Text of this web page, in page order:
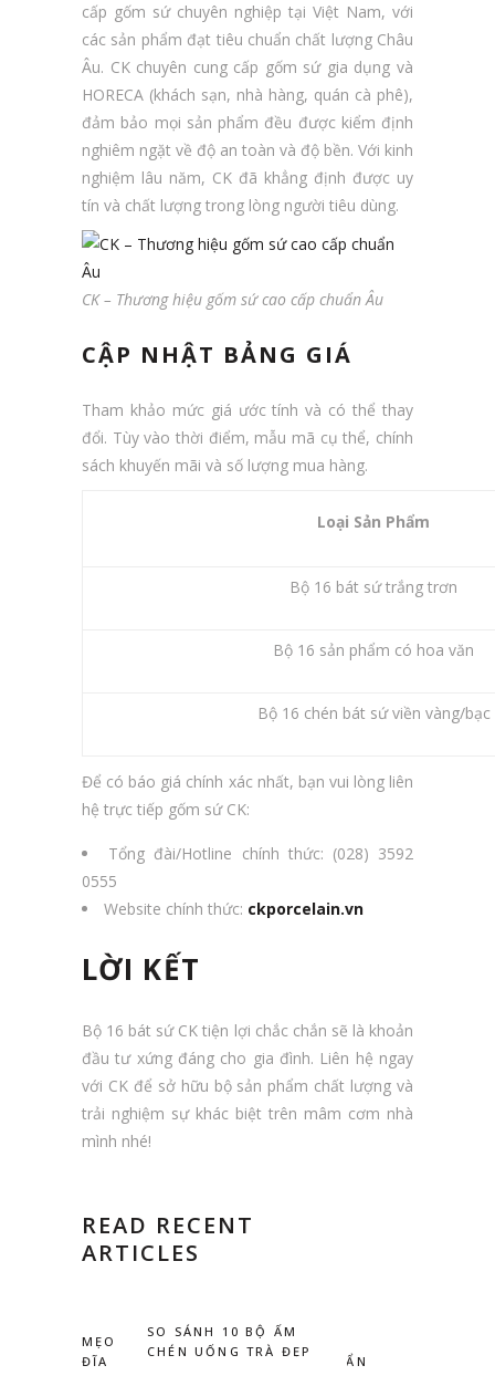
cấp gốm sứ chuyên nghiệp tại Việt Nam, với
các sản phẩm đạt tiêu chuẩn chất lượng Châu
Âu. CK chuyên cung cấp gốm sứ gia dụng và
HORECA (khách sạn, nhà hàng, quán cà phê),
đảm bảo mọi sản phẩm đều được kiểm định
nghiêm ngặt về độ an toàn và độ bền. Với kinh
nghiệm lâu năm, CK đã khẳng định được uy
tín và chất lượng trong lòng người tiêu dùng.
CK – Thương hiệu gốm sứ cao cấp chuẩn Âu
CẬP NHẬT BẢNG GIÁ
Tham khảo mức giá ước tính và có thể thay
đổi. Tùy vào thời điểm, mẫu mã cụ thể, chính
sách khuyến mãi và số lượng mua hàng.
Loại Sản Phẩm
Bộ 16 bát sứ trắng trơn
Bộ 16 sản phẩm có hoa văn
Bộ 16 chén bát sứ viền vàng/bạc
Để có báo giá chính xác nhất, bạn vui lòng liên
hệ trực tiếp gốm sứ CK:
Tổng đài/Hotline chính thức: (028) 3592
0555
Website chính thức: ckporcelain.vn
LỜI KẾT
Bộ 16 bát sứ CK tiện lợi chắc chắn sẽ là khoản
đầu tư xứng đáng cho gia đình. Liên hệ ngay
với CK để sở hữu bộ sản phẩm chất lượng và
trải nghiệm sự khác biệt trên mâm cơm nhà
mình nhé!
READ RECENT
ARTICLES
MẸO CHỌN KÍCH THƯỚC CÁC LOẠI
ĐĨA TRONG NHÀ HÀNG ĐÚNG CHUẨN
SO SÁNH 10 BỘ ẤM
CHÉN UỐNG TRÀ ĐẸP